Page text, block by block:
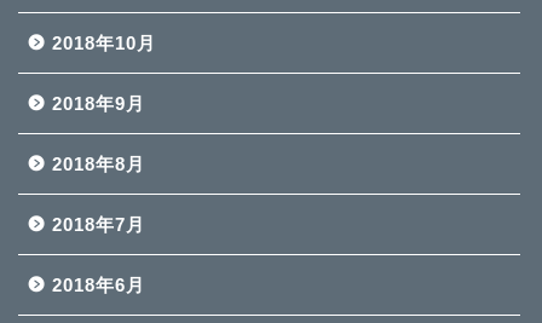
2018年10月
2018年9月
2018年8月
2018年7月
2018年6月